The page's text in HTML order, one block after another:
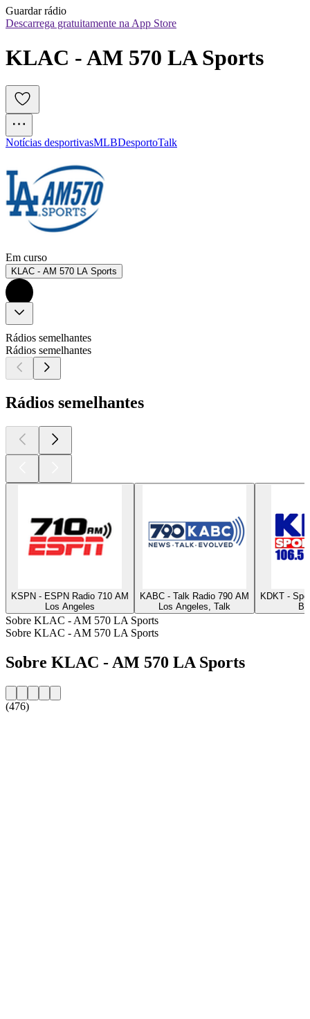
Guardar rádio
Descarrega gratuitamente na App Store
KLAC - AM 570 LA Sports
Notícias desportivasMLBDesportoTalk
Em curso
KLAC - AM 570 LA Sports
Rádios semelhantes
Rádios semelhantes
Rádios semelhantes
KSPN - ESPN Radio 710 AM
Los Angeles
KABC - Talk Radio 790 AM
Los Angeles, Talk
KDKT -
Sobre KLAC - AM 570 LA Sports
Sobre KLAC - AM 570 LA Sports
Sobre KLAC - AM 570 LA Sports
(476)